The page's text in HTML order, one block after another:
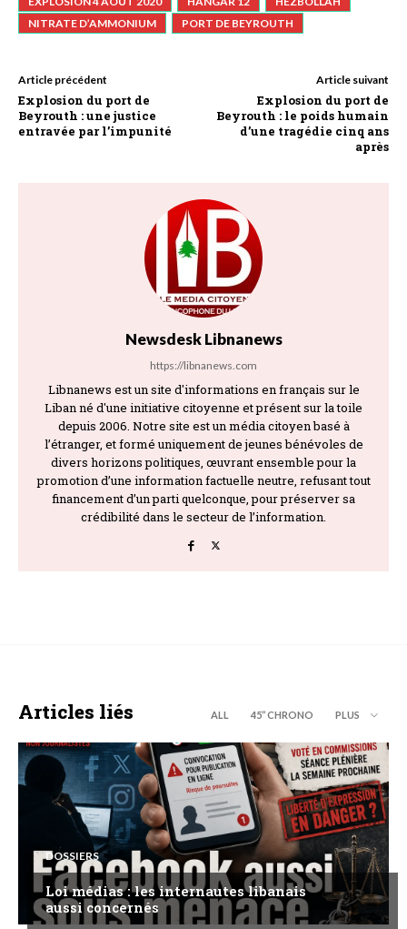
NITRATE D’AMMONIUM
PORT DE BEYROUTH
Article précédent
Explosion du port de
Beyrouth : une justice
entravée par l’impunité
Article suivant
Explosion du port de
Beyrouth : le poids humain
d’une tragédie cinq ans
après
Newsdesk Libnanews
https://libnanews.com
Libnanews est un site d'informations en français sur le
Liban né d'une initiative citoyenne et présent sur la toile
depuis 2006. Notre site est un média citoyen basé à
l’étranger, et formé uniquement de jeunes bénévoles de
divers horizons politiques, œuvrant ensemble pour la
promotion d’une information factuelle neutre, refusant tout
financement d’un parti quelconque, pour préserver sa
crédibilité dans le secteur de l’information.
Articles liés ALL 45’’ CHRONO PLUS
DOSSIERS
Loi médias : les internautes libanais
aussi concernés